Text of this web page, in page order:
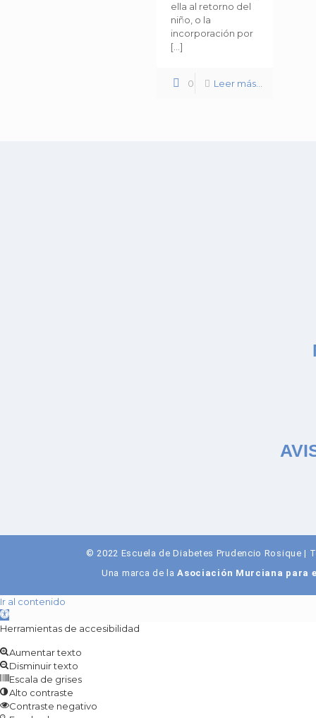
ella al retorno del
niño, o la
incorporación por
[…]
0 Leer más...
© 2022 Escuela de Diabetes Prudencio Rosique |
Una marca de laAsociación Murciana para
Ir al contenido
Abrir barra de herramientas
Herramientas de accesibilidad
Aumentar texto
Disminuir texto
Escala de grises
Alto contraste
Contraste negativo